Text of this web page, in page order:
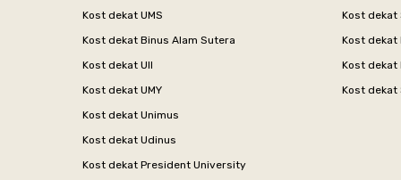
Kost dekat UMS
Kost dekat Binus Alam Sutera
Kost dekat UII
Kost dekat UMY
Kost dekat Unimus
Kost dekat Udinus
Kost dekat President University
Kost dekat
Kost dekat
Kost dekat
Kost dekat